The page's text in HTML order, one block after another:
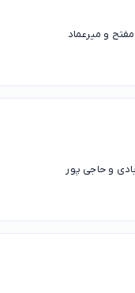
و میرعماد
و حاجی پور